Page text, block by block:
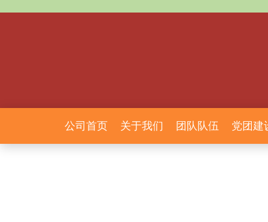
公司首页 关于我们 团队队伍 党团建